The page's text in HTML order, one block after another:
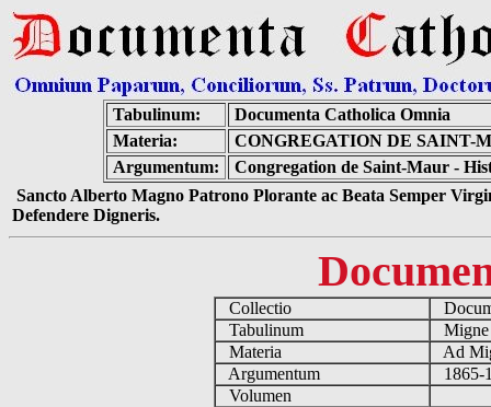
Tabulinum:
Documenta Catholica Omnia
Materia:
CONGREGATION DE SAINT-
Argumentum:
Congregation de Saint-Maur -
Sancto Alberto Magno Patrono Plorante ac Beata Semper
Defendere Digneris.
Collectio
Tabulinum
Materia
Ad
Argumentum
1865-
Volumen